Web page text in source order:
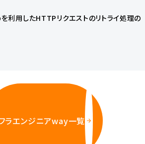
用したHTTPリクエストのリトライ処理の
ラエンジニアway一覧